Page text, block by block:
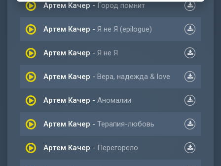
Артем Качер - Город помнит
Артем Качер - Я не Я (epilogue)
Артем Качер - Я не Я
Артем Качер - Вера, надежда & love
Артем Качер - Аномалии
Артем Качер - Терапия-любовь
Артем Качер - Перегорело